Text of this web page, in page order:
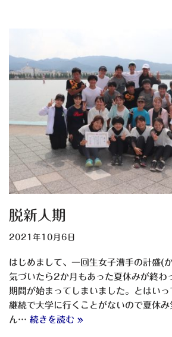
脱新人期
2021年10月6日
はじめまして、一回生女子漕手の計盛(
気づいたら2か月もあった夏休みが終わ
期間が始まってしまいました。とはい
継続で大学に行くことがないので夏休み
ん… 続きを読む »